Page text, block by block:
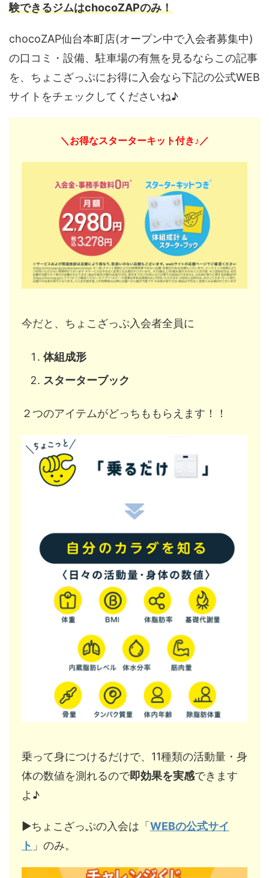
験できるジムはchocoZAPのみ！
chocoZAP仙台本町店(オープン中で入会者募集中)
の口コミ・設備、駐車場の有無を見るならこの記事
を、ちょこざっぷにお得に入会なら下記の公式WEB
サイトをチェックしてくださいね♪
＼お得なスターターキット付き♪／
今だと、ちょこざっぷ入会者全員に
体組成形
スターターブック
２つのアイテムがどっちももらえます！！
乗って身につけるだけで、11種類の活動量・身
体の数値を測れるので即効果を実感できます
よ♪
▶︎ちょこざっぷの入会は「WEBの公式サイ
ト 」のみ。